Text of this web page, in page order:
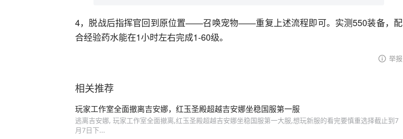
4，脱战后指挥官回到原位置——召唤宠物——重复上述流程即可。实测550装备，配
合经验药水能在1小时左右完成1-60级。
举报
相关推荐
玩家工作室全面撤离吉安娜，红玉圣殿超越吉安娜坐稳国服第一服
逃离吉安娜, 玩家工作室全面撤离,红玉圣殿超越吉安娜坐稳国服第一大服,想玩新服的看完要慎重选择截止到7
月7日下...